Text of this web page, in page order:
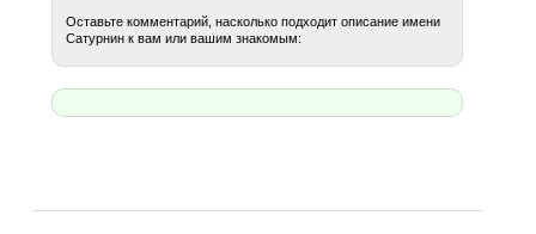
Оставьте комментарий, насколько подходит описание имени
Сатурнин к вам или вашим знакомым: